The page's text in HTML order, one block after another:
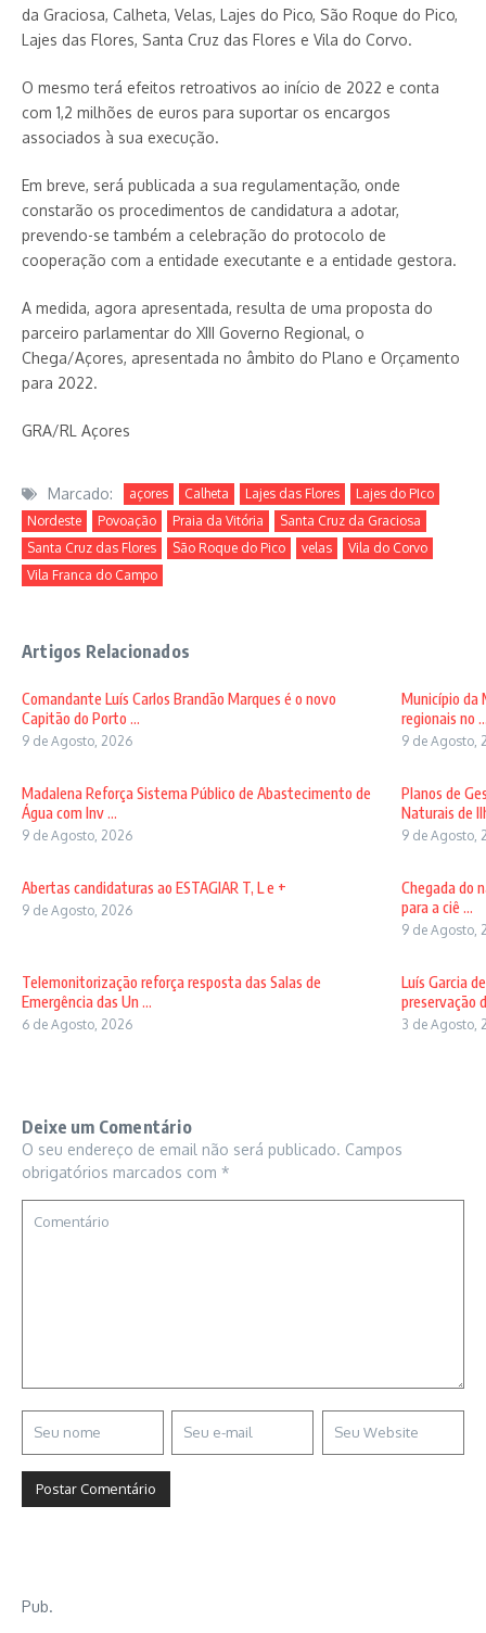
da Graciosa, Calheta, Velas, Lajes do Pico, São Roque do Pico,
Lajes das Flores, Santa Cruz das Flores e Vila do Corvo.
O mesmo terá efeitos retroativos ao início de 2022 e conta
com 1,2 milhões de euros para suportar os encargos
associados à sua execução.
Em breve, será publicada a sua regulamentação, onde
constarão os procedimentos de candidatura a adotar,
prevendo-se também a celebração do protocolo de
cooperação com a entidade executante e a entidade gestora.
A medida, agora apresentada, resulta de uma proposta do
parceiro parlamentar do XIII Governo Regional, o
Chega/Açores, apresentada no âmbito do Plano e Orçamento
para 2022.
GRA/RL Açores
Marcado: açores Calheta Lajes das Flores
Lajes do PIco
Nordeste
Povoação Praia da Vitória
Santa Cruz da Graciosa
Santa Cruz das Flores
São Roque do Pico velas
Vila do Corvo
Vila Franca do Campo
Artigos Relacionados
Comandante Luís Carlos Brandão Marques é o novo
Capitão do Porto ...
9 de Agosto, 2026
Município da
regionais no
9 de Agosto,
Madalena Reforça Sistema Público de Abastecimento de
Água com Inv ...
9 de Agosto, 2026
Planos de
Naturais de
9 de Agosto,
Abertas candidaturas ao ESTAGIAR T, L e +
9 de Agosto, 2026
Chegada do
para a ciê ...
9 de Agosto,
Telemonitorização reforça resposta das Salas de
Emergência das Un ...
6 de Agosto, 2026
Luís Garcia
preservação
3 de Agosto,
Deixe um Comentário
O seu endereço de email não será publicado. Campos
obrigatórios marcados com *
Pub.